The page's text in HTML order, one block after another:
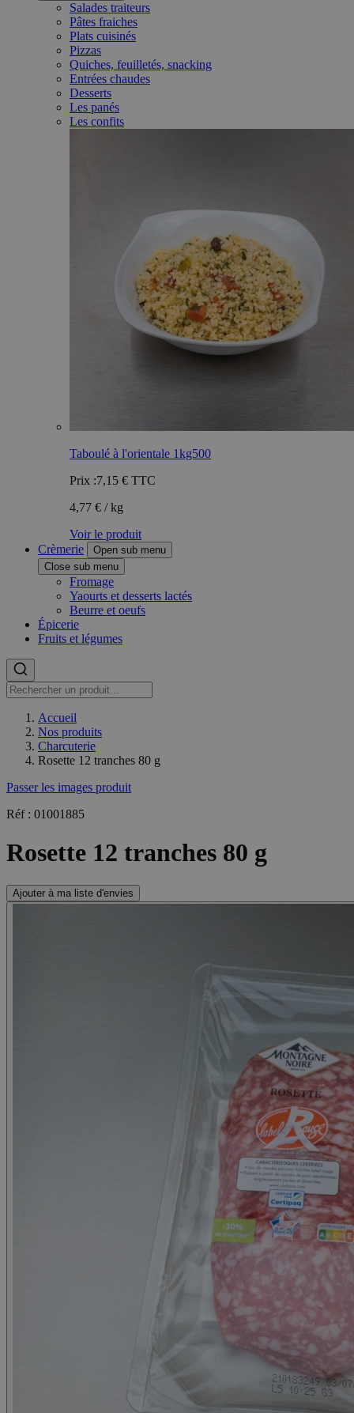
Salades traiteurs
Pâtes fraiches
Plats cuisinés
Pizzas
Quiches, feuilletés, snacking
Entrées chaudes
Desserts
Les panés
Les confits
Taboulé à l'orientale 1kg500
Prix :7,15 € TTC
4,77 € / kg
Voir le produit
Crèmerie
Open sub menu
Close sub menu
Fromage
Yaourts et desserts lactés
Beurre et oeufs
Épicerie
Fruits et légumes
Accueil
Nos produits
Charcuterie
Rosette 12 tranches 80 g
Passer les images produit
Réf : 01001885
Rosette 12 tranches 80 g
Ajouter à ma liste d'envies